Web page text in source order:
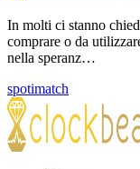
In molti ci stanno
comprare o da
nella speranz…
spotimatch